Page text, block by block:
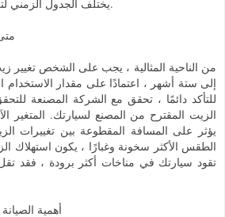
يختلف الجدول الزمني لتغييرات الزيت قليلاً.
من الناحية المثالية ، يجب على الشخص تغيير
إلى ستة أشهر ، اعتمادًا على مقدار الاستخدام
للتأكد دائمًا ، تحقق مع الشركة المصنعة
الزيت المقترح من المصنع لسيارتك. المتغير
يؤثر على المسافة المقطوعة بين تغييرات
الطقس الأكثر سخونة وغبارًا ، يكون استهلاك
تقود سيارتك في مناخات أكثر برودة ، فقد تقل
أهمية